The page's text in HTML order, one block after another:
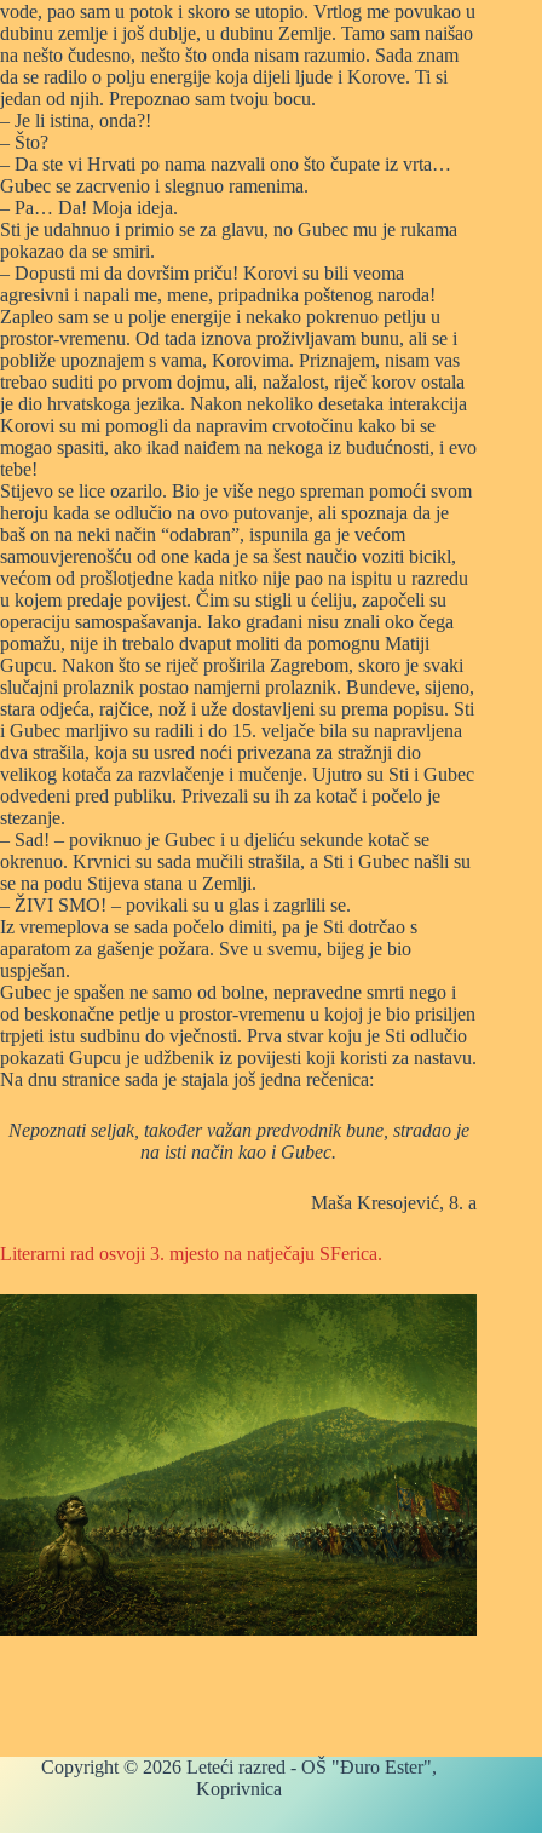
vode, pao sam u potok i skoro se utopio. Vrtlog me povukao u
dubinu zemlje i još dublje, u dubinu Zemlje. Tamo sam naišao
na nešto čudesno, nešto što onda nisam razumio. Sada znam
da se radilo o polju energije koja dijeli ljude i Korove. Ti si
jedan od njih. Prepoznao sam tvoju bocu.
– Je li istina, onda?!
– Što?
– Da ste vi Hrvati po nama nazvali ono što čupate iz vrta…
Gubec se zacrvenio i slegnuo ramenima.
– Pa… Da! Moja ideja.
Sti je udahnuo i primio se za glavu, no Gubec mu je rukama
pokazao da se smiri.
– Dopusti mi da dovršim priču! Korovi su bili veoma
agresivni i napali me, mene, pripadnika poštenog naroda!
Zapleo sam se u polje energije i nekako pokrenuo petlju u
prostor-vremenu. Od tada iznova proživljavam bunu, ali se i
pobliže upoznajem s vama, Korovima. Priznajem, nisam vas
trebao suditi po prvom dojmu, ali, nažalost, riječ korov ostala
je dio hrvatskoga jezika. Nakon nekoliko desetaka interakcija
Korovi su mi pomogli da napravim crvotočinu kako bi se
mogao spasiti, ako ikad naiđem na nekoga iz budućnosti, i evo
tebe!
Stijevo se lice ozarilo. Bio je više nego spreman pomoći svom
heroju kada se odlučio na ovo putovanje, ali spoznaja da je
baš on na neki način “odabran”, ispunila ga je većom
samouvjerenošću od one kada je sa šest naučio voziti bicikl,
većom od prošlotjedne kada nitko nije pao na ispitu u razredu
u kojem predaje povijest. Čim su stigli u ćeliju, započeli su
operaciju samospašavanja. Iako građani nisu znali oko čega
pomažu, nije ih trebalo dvaput moliti da pomognu Matiji
Gupcu. Nakon što se riječ proširila Zagrebom, skoro je svaki
slučajni prolaznik postao namjerni prolaznik. Bundeve, sijeno,
stara odjeća, rajčice, nož i uže dostavljeni su prema popisu. Sti
i Gubec marljivo su radili i do 15. veljače bila su napravljena
dva strašila, koja su usred noći privezana za stražnji dio
velikog kotača za razvlačenje i mučenje. Ujutro su Sti i Gubec
odvedeni pred publiku. Privezali su ih za kotač i počelo je
stezanje.
– Sad! – poviknuo je Gubec i u djeliću sekunde kotač se
okrenuo. Krvnici su sada mučili strašila, a Sti i Gubec našli su
se na podu Stijeva stana u Zemlji.
– ŽIVI SMO! – povikali su u glas i zagrlili se.
Iz vremeplova se sada počelo dimiti, pa je Sti dotrčao s
aparatom za gašenje požara. Sve u svemu, bijeg je bio
uspješan.
Gubec je spašen ne samo od bolne, nepravedne smrti nego i
od beskonačne petlje u prostor-vremenu u kojoj je bio prisiljen
trpjeti istu sudbinu do vječnosti. Prva stvar koju je Sti odlučio
pokazati Gupcu je udžbenik iz povijesti koji koristi za nastavu.
Na dnu stranice sada je stajala još jedna rečenica:
Nepoznati seljak, također važan predvodnik bune, stradao je
na isti način kao i Gubec.
Maša Kresojević, 8. a
Literarni rad osvoji 3. mjesto na natječaju SFerica.
Copyright © 2026 Leteći razred - OŠ "Đuro Ester",
Koprivnica